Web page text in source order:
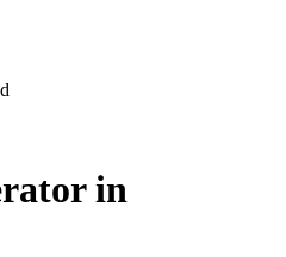
in